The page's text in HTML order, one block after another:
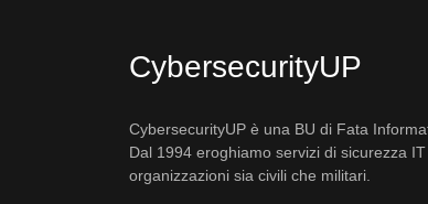
CybersecurityUP
CybersecurityUP è una BU di Fata
Dal 1994 eroghiamo servizi di sicurezza
organizzazioni sia civili che militari.